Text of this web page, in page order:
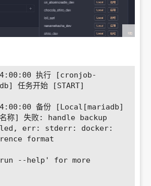
执行 [cronjob-
任务开始 [START]
备份 [Local[mariadb]
名称] 失败: handle backup
err: stderr: docker:
format
run --help' for more